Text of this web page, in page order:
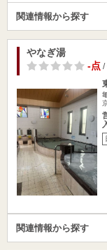
関連情報から探す
やなぎ湯
-点/
関連情報から探す